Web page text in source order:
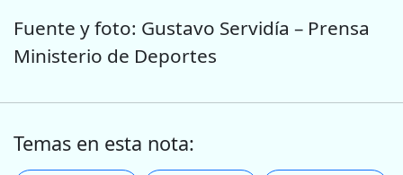
Fuente y foto: Gustavo Servidía – Prensa
Ministerio de Deportes
Temas en esta nota: